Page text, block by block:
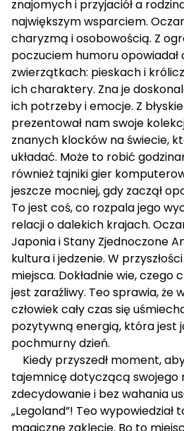
znajomych i przyjaciół a
największym wsparciem.
charyzmą i osobowością. Z
poczuciem humoru opowiadał
zwierzątkach: pieskach i
ich charaktery. Zna je
ich potrzeby i emocje. Z
prezentował nam swoje
znanych klocków na świecie,
układać. Może to robić
również tajniki gier
jeszcze mocniej, gdy zaczął
To jest coś, co rozpala jego
relacji o dalekich krajach.
Japonia i Stany Zjednoczone
kultura i jedzenie. W
miejsca. Dokładnie wie, czego
jest zaraźliwy. Teo sprawia, że
człowiek cały czas się
pozytywną energią, która jest
pochmurny dzień.
Kiedy przyszedł moment,
tajemnicę dotyczącą swojego
zdecydowanie i bez wahania
„Legoland”! Teo wypowiedział